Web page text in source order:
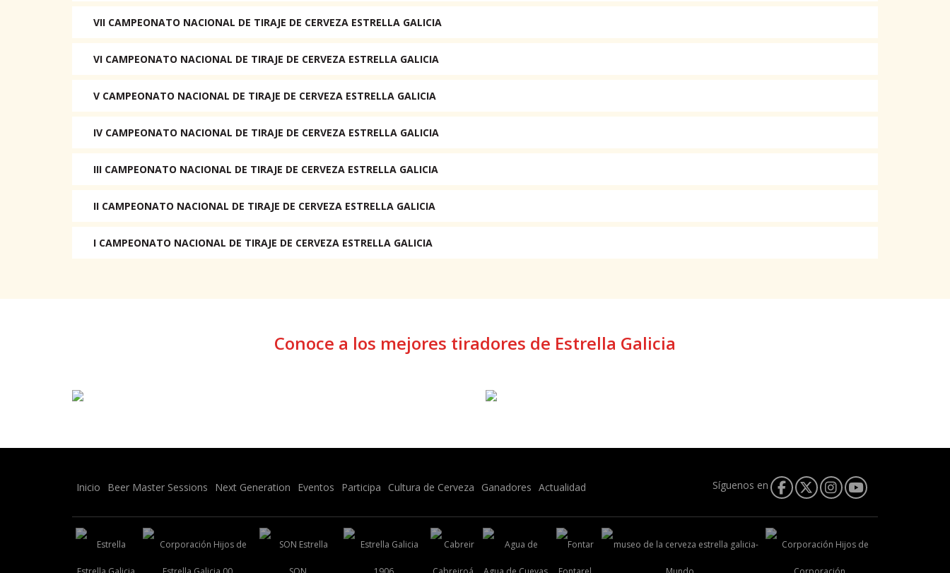
VII CAMPEONATO NACIONAL DE TIRAJE DE CERVEZA ESTRELLA GALICIA
VI CAMPEONATO NACIONAL DE TIRAJE DE CERVEZA ESTRELLA GALICIA
V CAMPEONATO NACIONAL DE TIRAJE DE CERVEZA ESTRELLA GALICIA
IV CAMPEONATO NACIONAL DE TIRAJE DE CERVEZA ESTRELLA GALICIA
III CAMPEONATO NACIONAL DE TIRAJE DE CERVEZA ESTRELLA GALICIA
II CAMPEONATO NACIONAL DE TIRAJE DE CERVEZA ESTRELLA GALICIA
I CAMPEONATO NACIONAL DE TIRAJE DE CERVEZA ESTRELLA GALICIA
Conoce a los mejores tiradores de Estrella Galicia
Inicio Beer Master Sessions Next Generation Eventos Participa Cultura de Cerveza Ganadores Actualidad Síguenos en